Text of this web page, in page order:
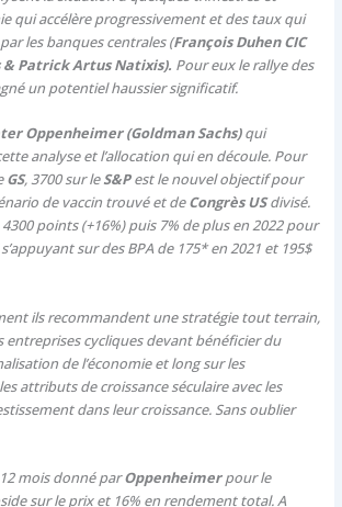
qui accélère progressivement et des taux qui
les banques centrales (François Duhen CIC
Patrick Artus Natixis). Pour eux le rallye des
un potentiel haussier significatif.
Oppenheimer (Goldman Sachs)qui
analyse et l’allocation qui en découle. Pour
GS, 3700 sur leS&Pest le nouvel objectif pour
de vaccin trouvé et deCongrès USdivisé.
points (+16%) puis 7% de plus en 2022 pour
sur des BPA de 175* en 2021 et 195$
ils recommandent une stratégie tout terrain,
entreprises cycliques devant bénéficier du
de l’économie et long sur les
attributs de croissance séculaire avec les
dans leur croissance. Sans oublier
12 mois donné parOppenheimerpour le
sur le prix et 16% en rendement total. A